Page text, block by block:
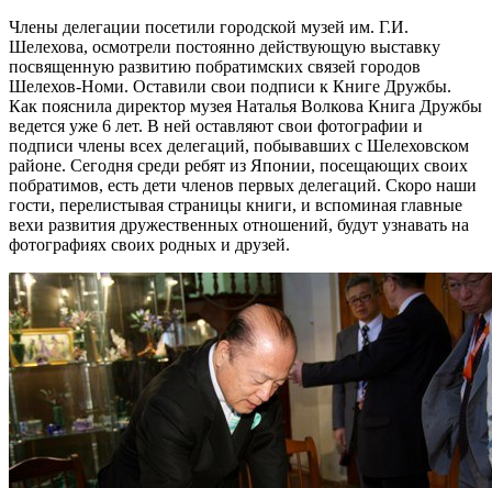
Члены делегации посетили городской музей им. Г.И.
Шелехова, осмотрели постоянно действующую выставку
посвященную развитию побратимских связей городов
Шелехов-Номи. Оставили свои подписи к Книге Дружбы.
Как пояснила директор музея Наталья Волкова Книга Дружбы
ведется уже 6 лет. В ней оставляют свои фотографии и
подписи члены всех делегаций, побывавших с Шелеховском
районе. Сегодня среди ребят из Японии, посещающих своих
побратимов, есть дети членов первых делегаций. Скоро наши
гости, перелистывая страницы книги, и вспоминая главные
вехи развития дружественных отношений, будут узнавать на
фотографиях своих родных и друзей.